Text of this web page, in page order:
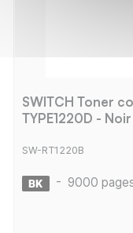
SWITCH Toner
TYPE1220D - Noir
SW-RT1220B
- 9000